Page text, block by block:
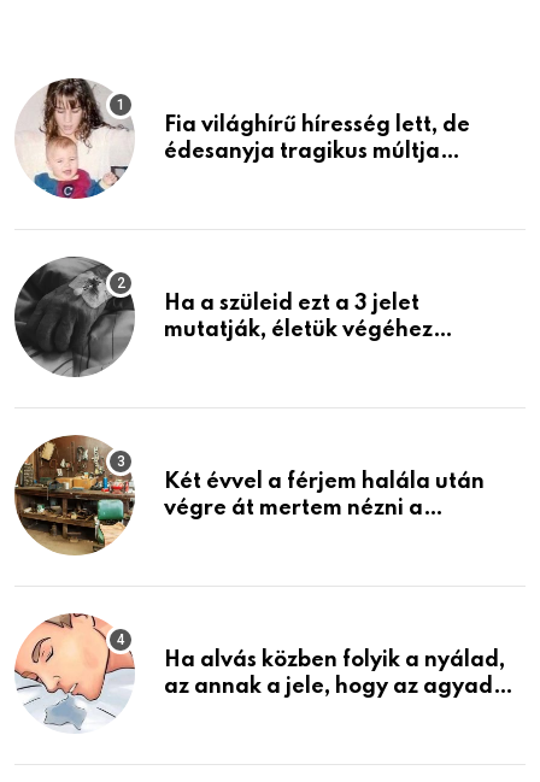
Fia világhírű híresség lett, de
édesanyja tragikus múltja
Ha a szüleid ezt a 3 jelet
mutatják, életük végéhez
Két évvel a férjem halála után
végre át mertem nézni a
életemet
Ha alvás közben folyik a nyálad,
az annak a jele, hogy az agyad…